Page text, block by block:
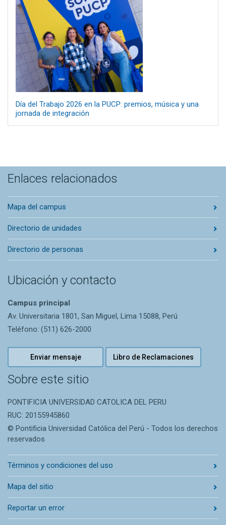
Día del Trabajo 2026 en la PUCP: premios, música y una
jornada de integración
Enlaces relacionados
Mapa del campus
Directorio de unidades
Directorio de personas
Ubicación y contacto
Campus principal
Av. Universitaria 1801, San Miguel, Lima 15088, Perú
Teléfono: (511) 626-2000
Enviar mensaje Libro de Reclamaciones
Sobre este sitio
PONTIFICIA UNIVERSIDAD CATOLICA DEL PERU
RUC: 20155945860
© Pontificia Universidad Católica del Perú - Todos los derechos
reservados
Términos y condiciones del uso
Mapa del sitio
Reportar un error